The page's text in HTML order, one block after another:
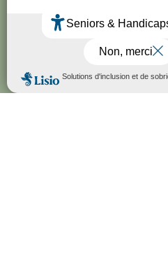
DU 1ER NOVEMBRE AU 31 MARS
SAMEDI, 10H-13H/14H-17H
DU 1ER AVRIL AU 30 JUIN & DU
OUVERT DU LUNDI AU SAMEDI,